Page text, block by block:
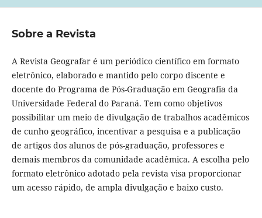
Sobre a Revista
A Revista Geografar é um periódico científico em formato
eletrônico, elaborado e mantido pelo corpo discente e
docente do Programa de Pós-Graduação em Geografia da
Universidade Federal do Paraná. Tem como objetivos
possibilitar um meio de divulgação de trabalhos acadêmicos
de cunho geográfico, incentivar a pesquisa e a publicação
de artigos dos alunos de pós-graduação, professores e
demais membros da comunidade acadêmica. A escolha pelo
formato eletrônico adotado pela revista visa proporcionar
um acesso rápido, de ampla divulgação e baixo custo.